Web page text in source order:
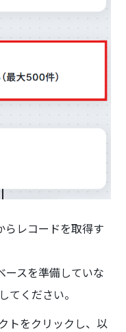
らレコードを取得す
ースを準備していな
てください。
トをクリックし、以